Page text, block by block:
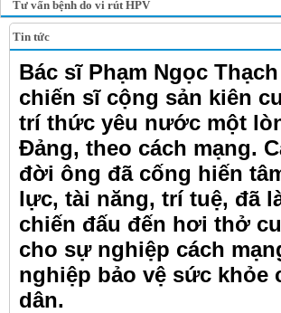
Tư vấn bệnh do vi rút HPV
Tin tức
Bác sĩ Phạm Ngọc
chiến sĩ cộng sản kiên
trí thức yêu nước một
Đảng, theo cách mạng.
đời ông đã cống hiến
lực, tài năng, trí tuệ, đã
chiến đấu đến hơi thở
cho sự nghiệp cách
nghiệp bảo vệ sức khỏe
dân.